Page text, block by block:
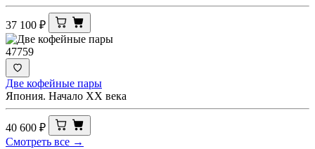
37 100 ₽
47759
Две кофейные пары
Япония. Начало XX века
40 600 ₽
Смотреть все →